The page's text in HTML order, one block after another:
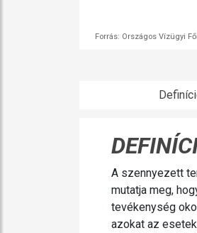
Forrás: Országos Vízügyi
A szennyezett
mutatja meg,
tevékenység
azokat az